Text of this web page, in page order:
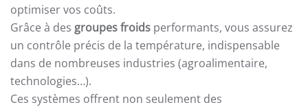
optimiser vos coûts.
Grâce à des groupes froids performants, vous assurez
un contrôle précis de la température, indispensable
dans de nombreuses industries (agroalimentaire,
technologies…).
Ces systèmes offrent non seulement des